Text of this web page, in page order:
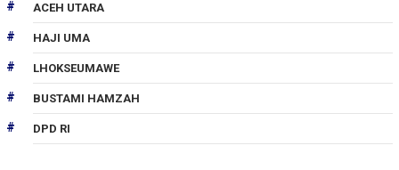
ACEH UTARA
HAJI UMA
LHOKSEUMAWE
BUSTAMI HAMZAH
DPD RI